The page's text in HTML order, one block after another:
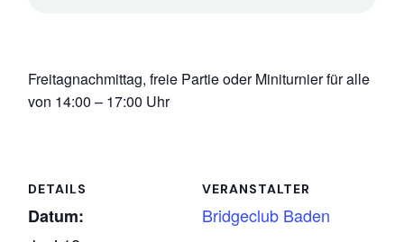
Freitagnachmittag, freie Partie oder Miniturnier für alle
von 14:00 – 17:00 Uhr
DETAILS
Datum:
VERANSTALTER
Bridgeclub Baden